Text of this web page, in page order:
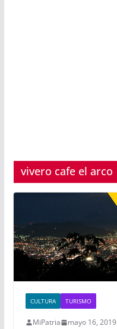
vivero cafe el arco
CULTURA TURISMO
MiPatria mayo 16, 2019